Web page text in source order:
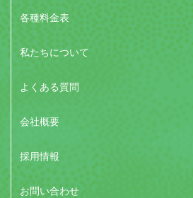
各種料金表
私たちについて
よくある質問
会社概要
採用情報
お問い合わせ